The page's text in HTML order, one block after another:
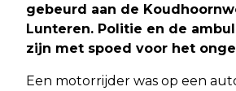
gebeurd aan de
Lunteren. Politie en de
zijn met spoed voor het
Een motorrijder was op een